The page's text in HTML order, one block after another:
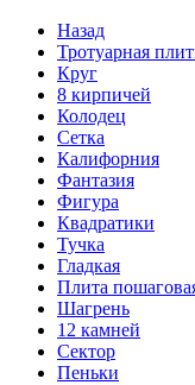
Назад
Тротуарная
Круг
8 кирпичей
Колодец
Сетка
Калифорния
Фантазия
Фигура
Квадратики
Тучка
Гладкая
Плита
Шагрень
12 камней
Сектор
Пеньки